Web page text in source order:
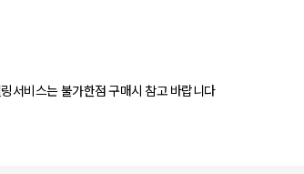
다만 구매대행인 관계로 시향지, 라벨링서비스는 불가한점 구매시 참고 바랍니다